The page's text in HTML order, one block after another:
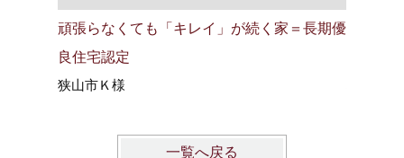
頑張らなくても「キレイ」が続く家＝長期優
良住宅認定
狭山市Ｋ様
一覧へ戻る